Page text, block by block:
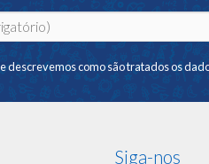
descrevemos como são tratados os
Siga-nos